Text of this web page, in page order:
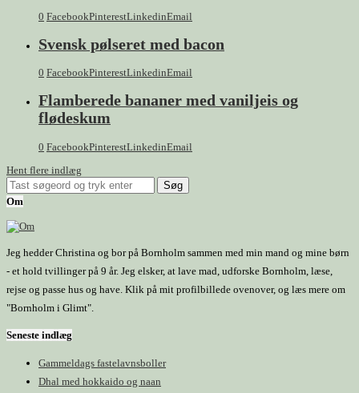
0 FacebookPinterestLinkedinEmail
Svensk pølseret med bacon
0 FacebookPinterestLinkedinEmail
Flamberede bananer med vaniljeis og
flødeskum
0 FacebookPinterestLinkedinEmail
Hent flere indlæg
Om
Jeg hedder Christina og bor på Bornholm sammen med min mand og mine børn
- et hold tvillinger på 9 år. Jeg elsker, at lave mad, udforske Bornholm, læse,
rejse og passe hus og have. Klik på mit profilbillede ovenover, og læs mere om
"Bornholm i Glimt".
Seneste indlæg
Gammeldags fastelavnsboller
Dhal med hokkaido og naan